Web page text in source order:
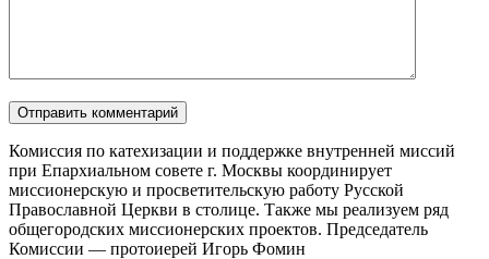
Комиссия по катехизации и поддержке внутренней миссий
при Епархиальном совете г. Москвы координирует
миссионерскую и просветительскую работу Русской
Православной Церкви в столице. Также мы реализуем ряд
общегородских миссионерских проектов. Председатель
Комиссии — протоиерей Игорь Фомин